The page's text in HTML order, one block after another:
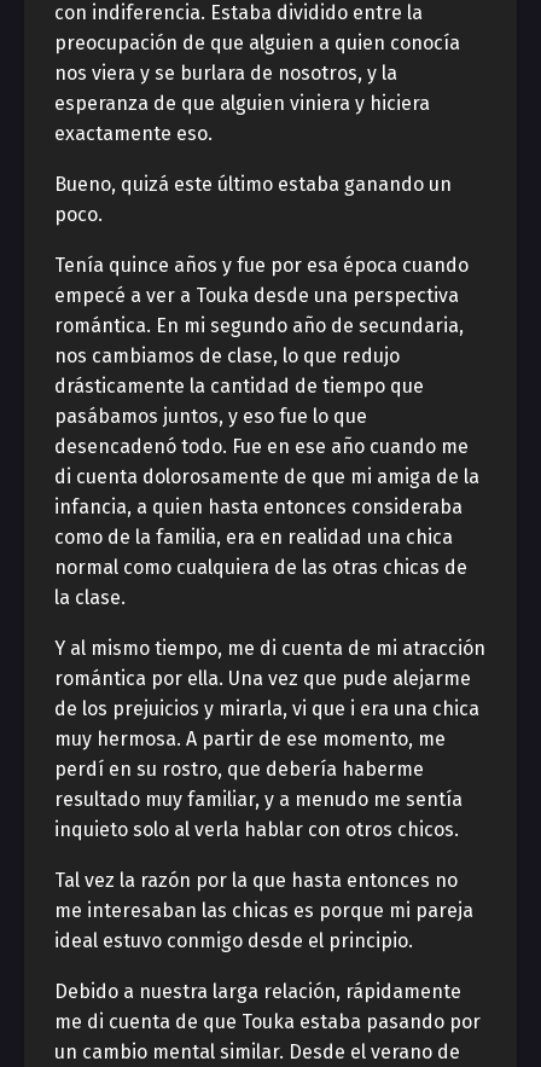
con indiferencia. Estaba dividido entre la
preocupación de que alguien a quien conocía
nos viera y se burlara de nosotros, y la
esperanza de que alguien viniera y hiciera
exactamente eso.
Bueno, quizá este último estaba ganando un
poco.
Tenía quince años y fue por esa época cuando
empecé a ver a Touka desde una perspectiva
romántica. En mi segundo año de secundaria,
nos cambiamos de clase, lo que redujo
drásticamente la cantidad de tiempo que
pasábamos juntos, y eso fue lo que
desencadenó todo. Fue en ese año cuando me
di cuenta dolorosamente de que mi amiga de la
infancia, a quien hasta entonces consideraba
como de la familia, era en realidad una chica
normal como cualquiera de las otras chicas de
la clase.
Y al mismo tiempo, me di cuenta de mi atracción
romántica por ella. Una vez que pude alejarme
de los prejuicios y mirarla, vi que i era una chica
muy hermosa. A partir de ese momento, me
perdí en su rostro, que debería haberme
resultado muy familiar, y a menudo me sentía
inquieto solo al verla hablar con otros chicos.
Tal vez la razón por la que hasta entonces no
me interesaban las chicas es porque mi pareja
ideal estuvo conmigo desde el principio.
Debido a nuestra larga relación, rápidamente
me di cuenta de que Touka estaba pasando por
un cambio mental similar. Desde el verano de